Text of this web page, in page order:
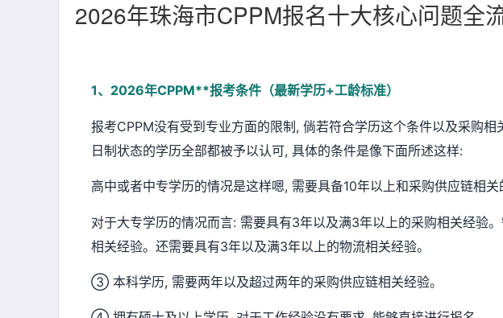
2026年珠海市CPPM报名十大核心问题全
1、2026年CPPM**报考条件（最新学历+工龄标准）
报考CPPM没有受到专业方面的限制, 倘若符合学历这个条件以及采购
日制状态的学历全部都被予以认可, 具体的条件是像下面所述这样:
高中或者中专学历的情况是这样嗯, 需要具备10年以上和采购供应链相关
对于大专学历的情况而言: 需要具有3年以及满3年以上的采购相关经验
相关经验。还需要具有3年以及满3年以上的物流相关经验。
③ 本科学历, 需要两年以及超过两年的采购供应链相关经验。